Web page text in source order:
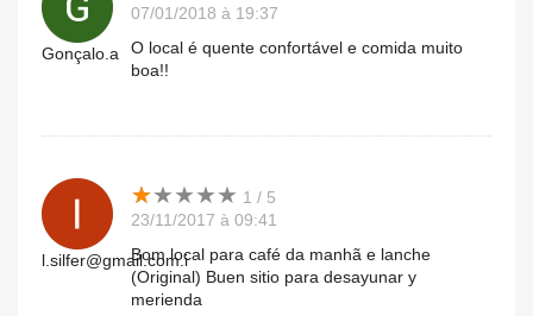
Gonçalo.a
07/01/2018 à 19:37
O local é quente confortável e comida muito
boa!!
l.silfer@gmail.com.i
★★★★★
★★★★★ 1 / 5
23/11/2017 à 09:41
Bom local para café da manhã e lanche
(Original) Buen sitio para desayunar y
merienda